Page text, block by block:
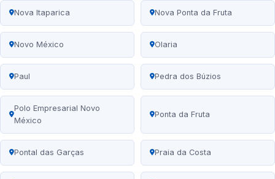
Nova Itaparica Nova Ponta da Fruta
Novo México Olaria
Paul Pedra dos Búzios
Polo Empresarial Novo
México
Ponta da Fruta
Pontal das Garças Praia da Costa